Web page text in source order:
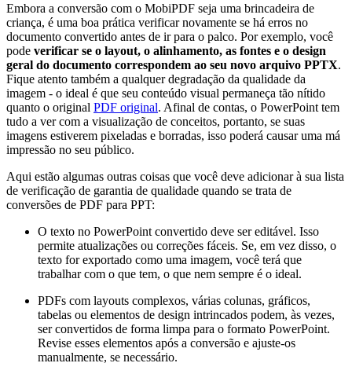
Embora a conversão com o MobiPDF seja uma brincadeira de
criança, é uma boa prática verificar novamente se há erros no
documento convertido antes de ir para o palco. Por exemplo, você
pode verificar se o layout, o alinhamento, as fontes e o design
geral do documento correspondem ao seu novo arquivo PPTX.
Fique atento também a qualquer degradação da qualidade da
imagem - o ideal é que seu conteúdo visual permaneça tão nítido
quanto o original PDF original. Afinal de contas, o PowerPoint tem
tudo a ver com a visualização de conceitos, portanto, se suas
imagens estiverem pixeladas e borradas, isso poderá causar uma má
impressão no seu público.
Aqui estão algumas outras coisas que você deve adicionar à sua lista
de verificação de garantia de qualidade quando se trata de
conversões de PDF para PPT:
O texto no PowerPoint convertido deve ser editável. Isso
permite atualizações ou correções fáceis. Se, em vez disso, o
texto for exportado como uma imagem, você terá que
trabalhar com o que tem, o que nem sempre é o ideal.
PDFs com layouts complexos, várias colunas, gráficos,
tabelas ou elementos de design intrincados podem, às vezes,
ser convertidos de forma limpa para o formato PowerPoint.
Revise esses elementos após a conversão e ajuste-os
manualmente, se necessário.